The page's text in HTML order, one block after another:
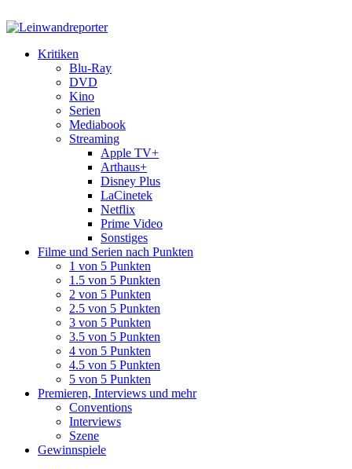
Kritiken
Blu-Ray
DVD
Kino
Serien
Mediabook
Streaming
Apple TV+
Arthaus+
Disney Plus
LaCinetek
Netflix
Prime Video
Sonstiges
Filme und Serien nach Punkten
1 von 5 Punkten
1.5 von 5 Punkten
2 von 5 Punkten
2.5 von 5 Punkten
3 von 5 Punkten
3.5 von 5 Punkten
4 von 5 Punkten
4.5 von 5 Punkten
5 von 5 Punkten
Premieren, Interviews und mehr
Conventions
Interviews
Szene
Gewinnspiele